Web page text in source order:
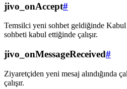
jivo_onAccept#
Temsilci yeni sohbet geldiğinde
sohbeti kabul ettiğinde çalışır.
jivo_onMessageReceived#
Ziyaretçiden yeni mesaj alındığında
çalışır.